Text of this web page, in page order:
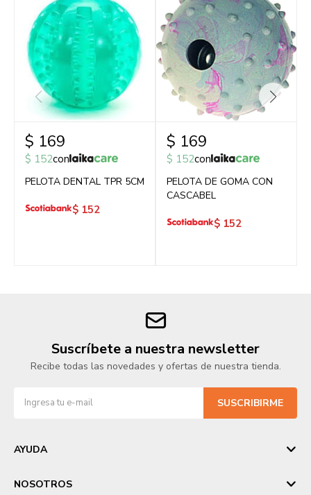
$ 169
$ 152con
PELOTA DENTAL TPR 5CM
$ 152
$ 169
$ 152con
PELOTA DE GOMA CON
CASCABEL
$ 152
Suscríbete a nuestra newsletter
Recibe todas las novedades y ofertas de nuestra tienda.
SUSCRIBIRME
AYUDA
NOSOTROS